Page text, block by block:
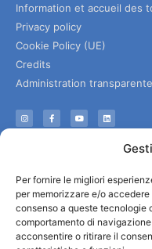
Per fornire le migliori
per memorizzare e/o
consenso a queste tecnologie
comportamento di
acconsentire o ritirare il
Information et accueil des
Privacy policy
Cookie Policy (UE)
Credits
Administration transparente
Information
Services utiles
Télécharger les brochures